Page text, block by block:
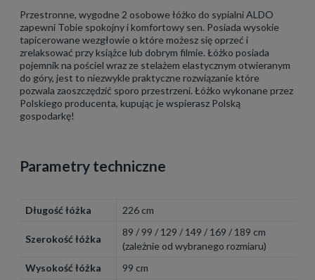
Przestronne, wygodne 2 osobowe łóżko do sypialni ALDO
zapewni Tobie spokojny i komfortowy sen. Posiada wysokie
tapicerowane wezgłowie o które możesz się oprzeć i
zrelaksować przy książce lub dobrym filmie. Łóżko posiada
pojemnik na pościel wraz ze stelażem elastycznym otwieranym
do góry, jest to niezwykle praktyczne rozwiązanie które
pozwala zaoszczędzić sporo przestrzeni. Łóżko wykonane przez
Polskiego producenta, kupując je wspierasz Polską
gospodarkę!
Parametry techniczne
Długość łóżka 226 cm
Szerokość łóżka
89 / 99 / 129 / 149 / 169 / 189 cm
(zależnie od wybranego rozmiaru)
Wysokość łóżka
99 cm